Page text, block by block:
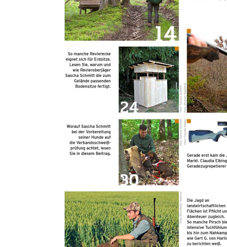
unter Mein Konto im Reiter Digital Abo Ihre gekaufte E-Paper
Ausgabe und werden auf die Seite Jagdpresse bzw. Angelpresse
Laden Sie sich die kostenlosse App Jagdpresse bzw. Angelpresse in
Ihrem App-Store/Play-Store herunter. Dort melden Sie sich nach
erfolgreicher Registrierung auf www.pareyshop.de mit Ihren
Details zur Produktsicherheit Im Rahmen der EU-Verordnung sind
wir verpflichtet, Informationen über den verantwortlichen
Wirtschaftsakteur bereitzustellen. Dieser ist für die Einhaltung der
EU-Vorschriften zu unseren Produkten verantwortlich.
Verantwortlicher Wirtschaftsakteur gemäß EU-Verordnung:
Paul Parey Zeitschriftenverlag GmbH Erich-Kästner-Str. 2 56379
Singhofen DEUTSCHLAND kundencenter@paulparey.de
PAREYSHOP – Der Onlineshop fürJagen& Angeln